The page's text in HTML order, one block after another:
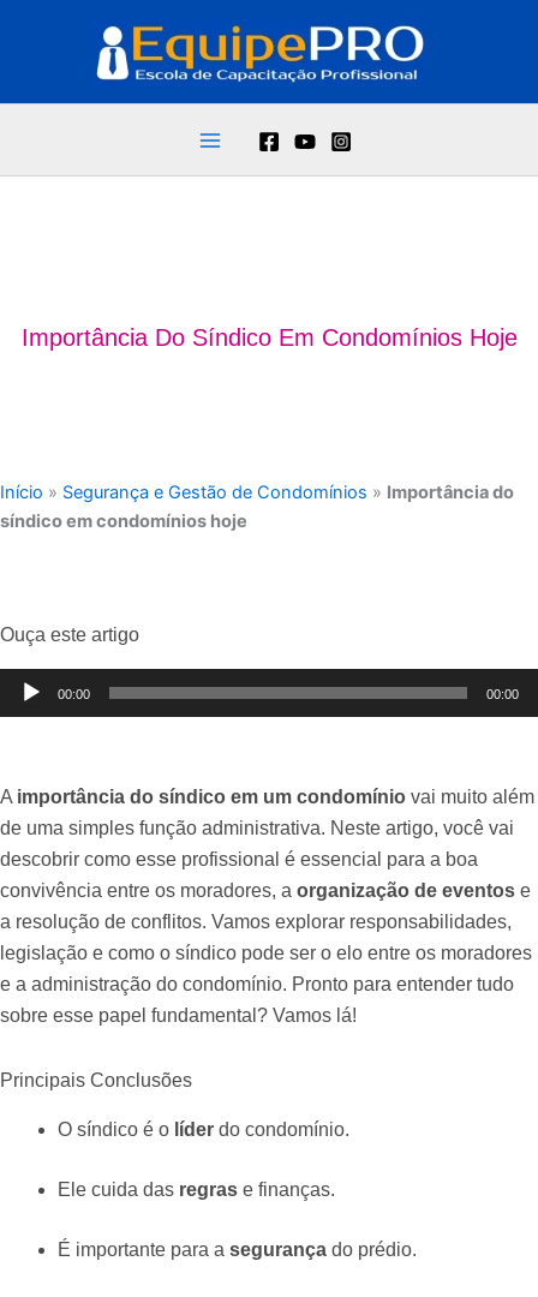
conteúdo
Importância Do Síndico Em Condomínios Hoje
Início » Segurança e Gestão de Condomínios » Importância do
síndico em condomínios hoje
Ouça este artigo
Tocador
de
00:00 00:00
A importância do síndico em um condomínio vai muito além
de uma simples função administrativa. Neste artigo, você vai
descobrir como esse profissional é essencial para a boa
convivência entre os moradores, a organização de eventos e
a resolução de conflitos. Vamos explorar responsabilidades,
legislação e como o síndico pode ser o elo entre os moradores
e a administração do condomínio. Pronto para entender tudo
sobre esse papel fundamental? Vamos lá!
Principais Conclusões
O síndico é o líder do condomínio.
Ele cuida das regras e finanças.
É importante para a segurança do prédio.